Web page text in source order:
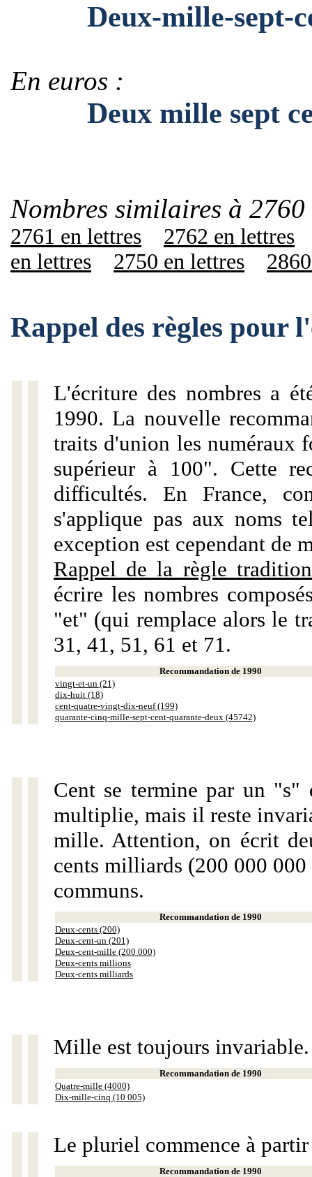
Deux-mille-sept-
En euros :
Deux mille sept
Nombres similaires à
2761 en lettres
2762 en lettres
en lettres
2750 en lettres
Rappel des règles pour
L'écriture des nombres a
1990. La nouvelle
traits d'union les numéraux
supérieur à 100". Cette
difficultés. En France,
s'applique pas aux noms
exception est cependant de
Rappel de la règle
écrire les nombres
"et" (qui remplace alors le
31, 41, 51, 61 et 71.
Recommandation de 1990
vingt-et-un (21)
dix-huit (18)
cent-quatre-vingt-dix-neuf (199)
quarante-cinq-mille-sept-cent-quarante-deux (45742)
Cent se termine par un "s"
multiplie, mais il reste
mille. Attention, on écrit
cents milliards (200 000
communs.
Recommandation de 1990
Deux-cents (200)
Deux-cent-un (201)
Deux-cent-mille (200 000)
Deux-cents millions
Deux-cents milliards
Mille est toujours invariable.
Recommandation de 1990
Quatre-mille (4000)
Dix-mille-cinq (10 005)
Le pluriel commence à
Recommandation de 1990